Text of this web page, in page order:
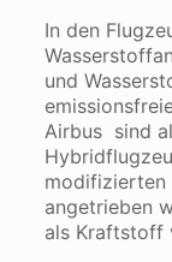
In den
und
Airbus sind
modifizierten
angetrieben
als Kraftstoff